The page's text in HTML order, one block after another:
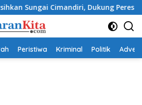
Dukung Peresmian
Peristiwa Kriminal Politik